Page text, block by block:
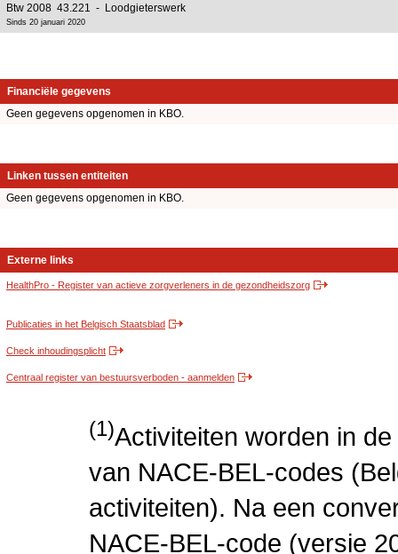
Btw 2008 43.221 - Loodgieterswerk
Sinds 20 januari 2020
Financiële gegevens
Geen gegevens opgenomen in KBO.
Linken tussen entiteiten
Geen gegevens opgenomen in KBO.
Externe links
HealthPro - Register van actieve zorgverleners in de gezondheidszorg
Publicaties in het Belgisch Staatsblad
Check inhoudingsplicht
Centraal register van bestuursverboden - aanmelden
(1)Activiteiten worden in
van NACE-BEL-codes
activiteiten). Na een
NACE-BEL-code (versie